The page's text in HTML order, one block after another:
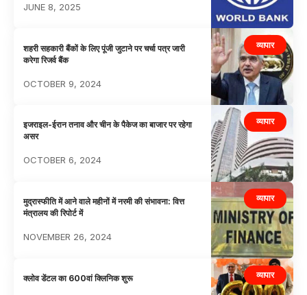
JUNE 8, 2025
व्यापार
शहरी सहकारी बैंकों के लिए पूंजी जुटाने पर चर्चा पत्र जारी
करेगा रिजर्व बैंक
OCTOBER 9, 2024
व्यापार
इजराइल-ईरान तनाव और चीन के पैकेज का बाजार पर रहेगा
असर
OCTOBER 6, 2024
व्यापार
मुद्रास्फीति में आने वाले महीनों में नरमी की संभावना: वित्त
मंत्रालय की रिपोर्ट में
NOVEMBER 26, 2024
व्यापार
क्लोव डेंटल का 600वां क्लिनिक शुरू